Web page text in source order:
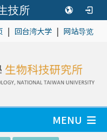
技所
| 回台湾大学 | 网站导览
MENU